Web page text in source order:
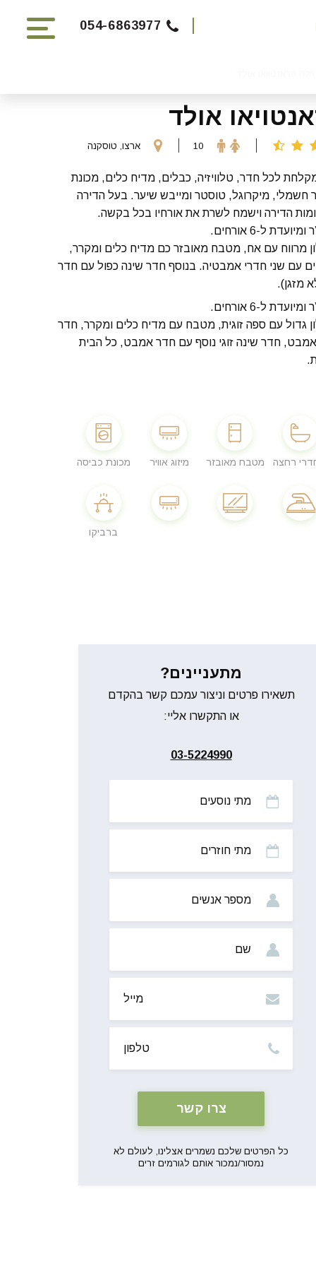
054-6863977
אולד
10 ארצו, טוסקנה
לכל חדר, טלוויזיה, כבלים, מדיח כלים, מכונת
חשמלי, מיקרוגל, טוסטר ומייבש שיער. בעל הדירה
הדירה וישמח לשרת את אורחיו בכל בקשה.
מרווח עם אח, מטבח מאובזר כם מדיח כלים ומקרר,
עם שני חדרי אמבטיה. בנוסף חדר שינה כפול עם חדר
מזגן).
גדול עם ספה זוגית, מטבח עם מדיח כלים ומקרר, חדר
אמבט, חדר שינה זוגי נוסף עם חדר אמבט, כל הבית
מטבח מאובזר מיזוג אוויר מכונת כביסה
ברביקו
מתעניינים?
תשאירו פרטים וניצור עמכם קשר בהקדם
או התקשרו אליי:
03-5224990
נוסעים
חוזרים
אנשים
כל הפרטים שלכם נשמרים אצלינו, לעולם לא
נמסור/נמכור אותם לגורמים זרים